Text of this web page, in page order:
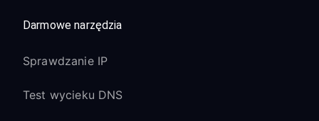
Darmowe narzędzia
Sprawdzanie IP
Test wycieku DNS